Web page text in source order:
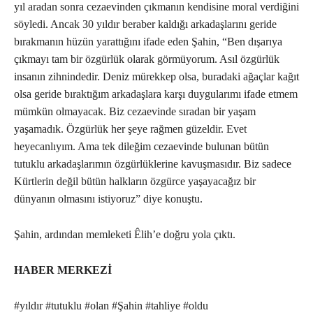
yıl aradan sonra cezaevinden çıkmanın kendisine moral verdiğini
söyledi. Ancak 30 yıldır beraber kaldığı arkadaşlarını geride
bırakmanın hüzün yarattığını ifade eden Şahin, “Ben dışarıya
çıkmayı tam bir özgürlük olarak görmüyorum. Asıl özgürlük
insanın zihnindedir. Deniz mürekkep olsa, buradaki ağaçlar kağıt
olsa geride bıraktığım arkadaşlara karşı duygularımı ifade etmem
mümkün olmayacak. Biz cezaevinde sıradan bir yaşam
yaşamadık. Özgürlük her şeye rağmen güzeldir. Evet
heyecanlıyım. Ama tek dileğim cezaevinde bulunan bütün
tutuklu arkadaşlarımın özgürlüklerine kavuşmasıdır. Biz sadece
Kürtlerin değil bütün halkların özgürce yaşayacağız bir
dünyanın olmasını istiyoruz” diye konuştu.
Şahin, ardından memleketi Êlih’e doğru yola çıktı.
HABER MERKEZİ
#yıldır #tutuklu #olan #Şahin #tahliye #oldu